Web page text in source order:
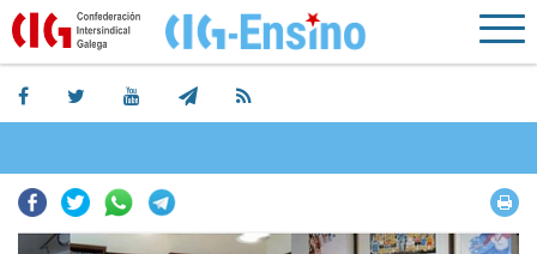
Facebook
TwitterWhatsapp